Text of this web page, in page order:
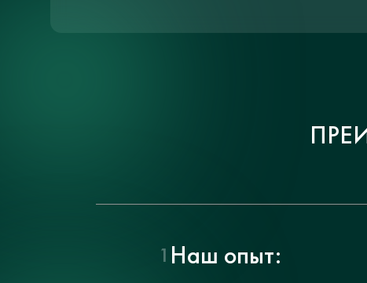
1 Наш опыт: